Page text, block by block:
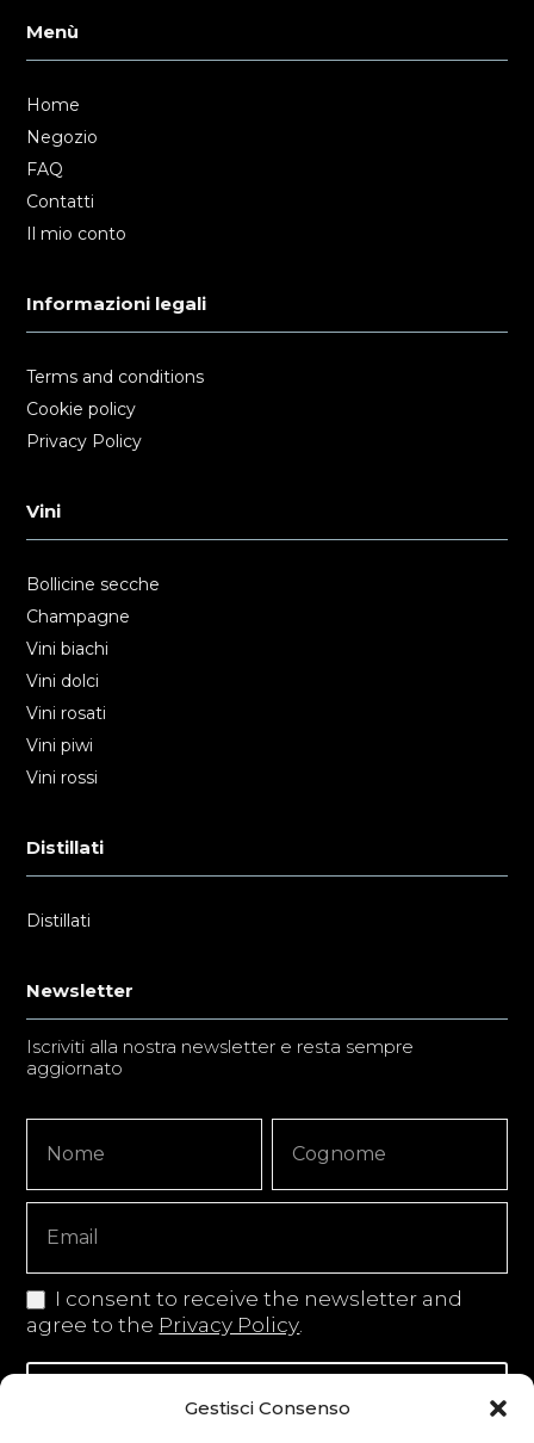
Gestisci Consenso
Menù
Home
Negozio
FAQ
Contatti
Il mio conto
Informazioni legali
Terms and conditions
Cookie policy
Privacy Policy
Vini
Bollicine secche
Champagne
Vini biachi
Vini dolci
Vini rosati
Vini piwi
Vini rossi
Distillati
Distillati
Newsletter
Iscriviti alla nostra newsletter e resta sempre
aggiornato
Signup
Copy
I consent to receive the newsletter and
agree to the Privacy Policy
Iscriviti alla newsletter